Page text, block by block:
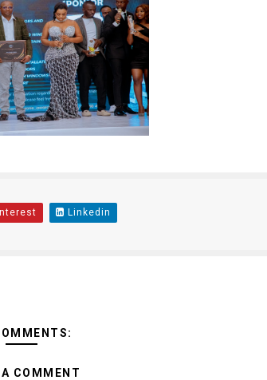
Linkedin
COMMENT